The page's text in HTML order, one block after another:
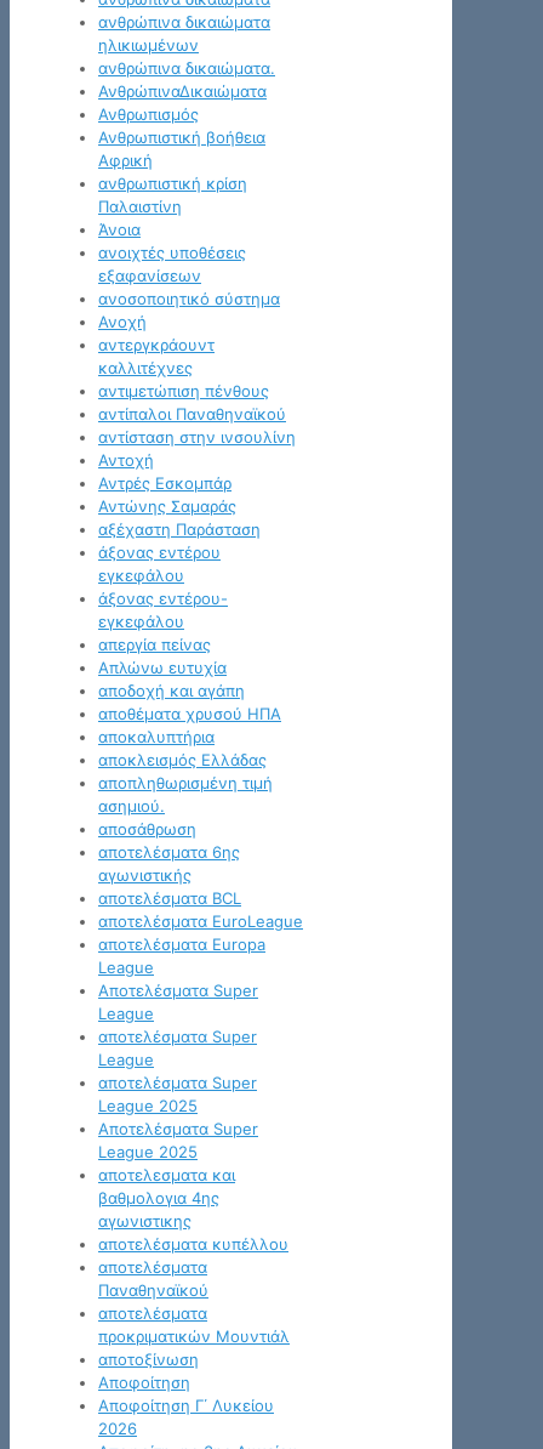
ανθρώπινα δικαιώματα
ηλικιωμένων
ανθρώπινα δικαιώματα.
ΑνθρώπιναΔικαιώματα
Ανθρωπισμός
Ανθρωπιστική βοήθεια
Αφρική
ανθρωπιστική κρίση
Παλαιστίνη
Άνοια
ανοιχτές υποθέσεις
εξαφανίσεων
ανοσοποιητικό σύστημα
Ανοχή
αντεργκράουντ
καλλιτέχνες
αντιμετώπιση πένθους
αντίπαλοι Παναθηναϊκού
αντίσταση στην ινσουλίνη
Αντοχή
Αντρές Εσκομπάρ
Αντώνης Σαμαράς
αξέχαστη Παράσταση
άξονας εντέρου
εγκεφάλου
άξονας εντέρου-
εγκεφάλου
απεργία πείνας
Απλώνω ευτυχία
αποδοχή και αγάπη
αποθέματα χρυσού ΗΠΑ
αποκαλυπτήρια
αποκλεισμός Ελλάδας
αποπληθωρισμένη τιμή
ασημιού.
αποσάθρωση
αποτελέσματα 6ης
αγωνιστικής
αποτελέσματα BCL
αποτελέσματα EuroLeague
αποτελέσματα Europa
League
Αποτελέσματα Super
League
αποτελέσματα Super
League
αποτελέσματα Super
League 2025
Αποτελέσματα Super
League 2025
αποτελεσματα και
βαθμολογια 4ης
αγωνιστικης
αποτελέσματα κυπέλλου
αποτελέσματα
Παναθηναϊκού
αποτελέσματα
προκριματικών Μουντιάλ
αποτοξίνωση
Αποφοίτηση
Αποφοίτηση Γ΄ Λυκείου
2026